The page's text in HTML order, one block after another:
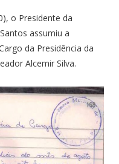
o Presidente da
assumiu a
da Presidência da
Alcemir Silva.